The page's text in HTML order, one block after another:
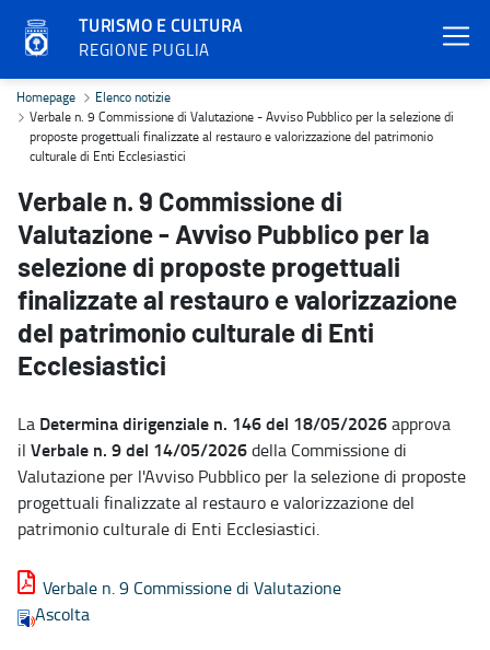
TURISMO E CULTURA
REGIONE PUGLIA
Verbale n. 9 Commissione di Valutazione - Avviso Pubblico per
Homepage
Elenco notizie
Verbale n. 9 Commissione di Valutazione - Avviso Pubblico per la selezione di
proposte progettuali finalizzate al restauro e valorizzazione del patrimonio
culturale di Enti Ecclesiastici
Verbale n. 9 Commissione di
Valutazione - Avviso Pubblico per la
selezione di proposte progettuali
finalizzate al restauro e valorizzazione
del patrimonio culturale di Enti
Ecclesiastici
La Determina dirigenziale n. 146 del 18/05/2026approva
il Verbale n. 9 del 14/05/2026della Commissione di
Valutazione per l'Avviso Pubblico per la selezione di proposte
progettuali finalizzate al restauro e valorizzazione del
patrimonio culturale di Enti Ecclesiastici.
Verbale n. 9 Commissione di Valutazione
Ascolta